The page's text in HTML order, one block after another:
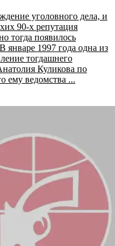
уголовного дела, и
90-х репутация
тогда появилось
январе 1997 года одна из
тогдашнего
Куликова по
ему ведомства ...